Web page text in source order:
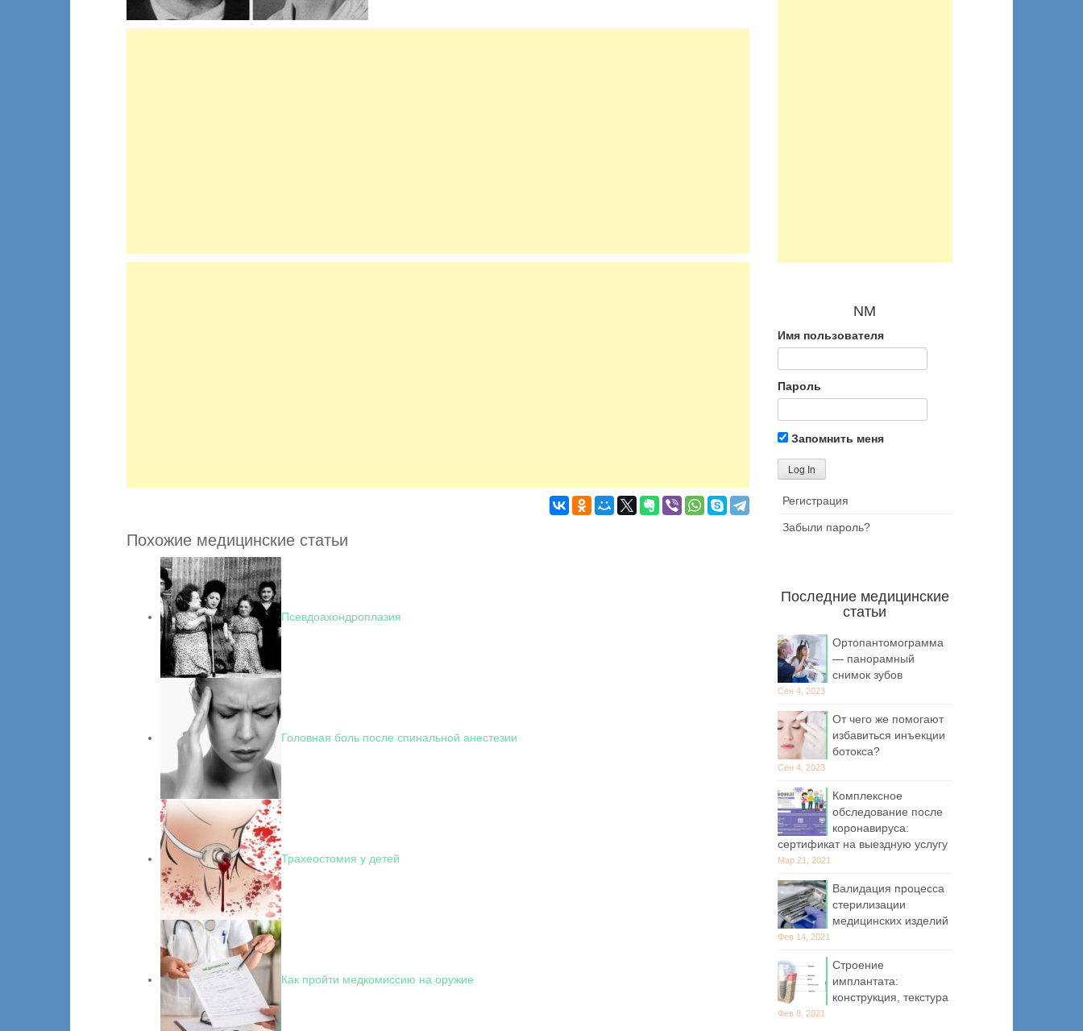
Похожие медицинские статьи
Псевдоахондроплазия
Головная боль после спинальной анестезии
Трахеостомия у детей
Как пройти медкомиссию на оружие
NM
Имя пользователя
Пароль
Запомнить меня
Регистрация
Забыли пароль?
Последние медицинские
статьи
Ортопантомограмма
— панорамный
снимок зубов
Сен 4, 2023
От чего же помогают
избавиться инъекции
ботокса?
Сен 4, 2023
Комплексное
обследование после
коронавируса:
сертификат на выездную услугу
Мар 21, 2021
Валидация процесса
стерилизации
медицинских изделий
Фев 14, 2021
Строение
имплантата:
конструкция, текстура
Фев 8, 2021